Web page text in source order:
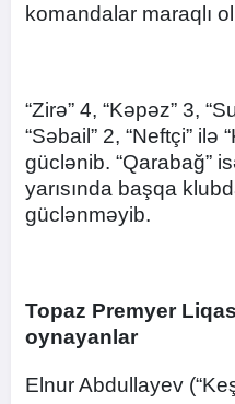
komandalar maraqlı
“Zirə” 4, “Kəpəz” 3,
“Səbail” 2, “Neftçi” ilə
güclənib. “Qarabağ”
yarısında başqa
güclənməyib.
Topaz Premyer
oynayanlar
Elnur Abdullayev